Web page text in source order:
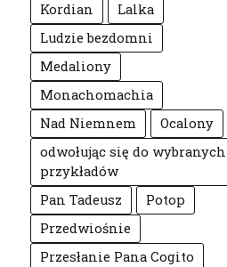
Kordian
Lalka
Ludzie bezdomni
Medaliony
Monachomachia
Nad Niemnem
Ocalony
odwołując się do wybranych
przykładów
Pan Tadeusz
Potop
Przedwiośnie
Przesłanie Pana Cogito